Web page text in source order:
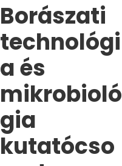
Borászati
technológi
a és
mikrobioló
gia
kutatócso